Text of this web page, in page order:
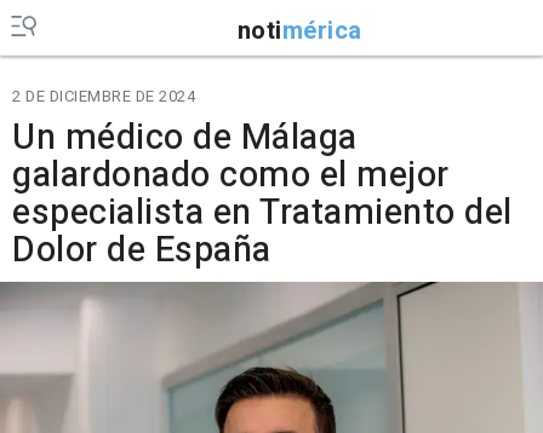
notimérica
2 DE DICIEMBRE DE 2024
Un médico de Málaga
galardonado como el mejor
especialista en Tratamiento del
Dolor de España